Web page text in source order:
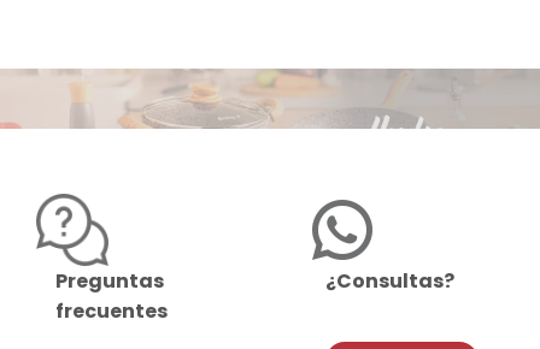
Preguntas
frecuentes
¿Consultas?